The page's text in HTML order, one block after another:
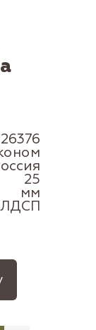
26376
25
мм
ЛДСП